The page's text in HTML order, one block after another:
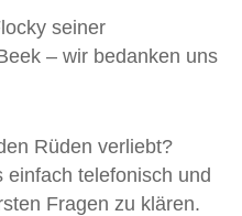
seiner
– wir bedanken uns
Rüden verliebt?
einfach telefonisch und
Fragen zu klären.